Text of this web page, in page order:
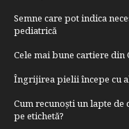
Semne care pot indica
pediatrică
Cele mai bune cartiere
Îngrijirea pielii începe cu
Cum recunoști un lapte
pe etichetă?